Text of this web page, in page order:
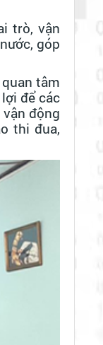
trò, vận
góp
tâm
để các
động
thi đua,